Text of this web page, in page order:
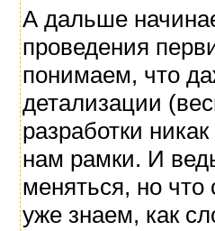
А дальше
проведения
понимаем, что
детализации
разработки
нам рамки. И
меняться, но
уже знаем, как